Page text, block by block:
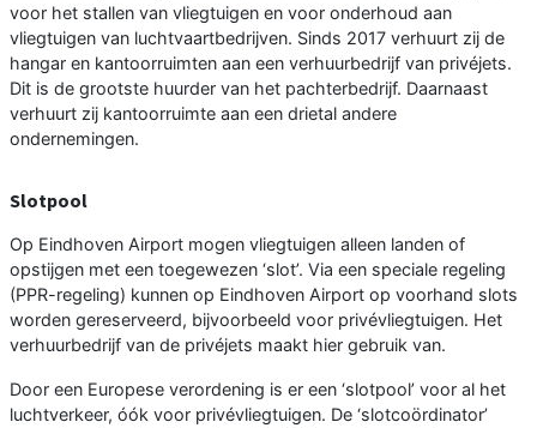
voor het stallen van vliegtuigen en voor onderhoud aan
vliegtuigen van luchtvaartbedrijven. Sinds 2017 verhuurt zij de
hangar en kantoorruimten aan een verhuurbedrijf van privéjets.
Dit is de grootste huurder van het pachterbedrijf. Daarnaast
verhuurt zij kantoorruimte aan een drietal andere
ondernemingen.
Slotpool
Op Eindhoven Airport mogen vliegtuigen alleen landen of
opstijgen met een toegewezen ‘slot’. Via een speciale regeling
(PPR-regeling) kunnen op Eindhoven Airport op voorhand slots
worden gereserveerd, bijvoorbeeld voor privévliegtuigen. Het
verhuurbedrijf van de privéjets maakt hier gebruik van.
Door een Europese verordening is er een ‘slotpool’ voor al het
luchtverkeer, óók voor privévliegtuigen. De ‘slotcoördinator’